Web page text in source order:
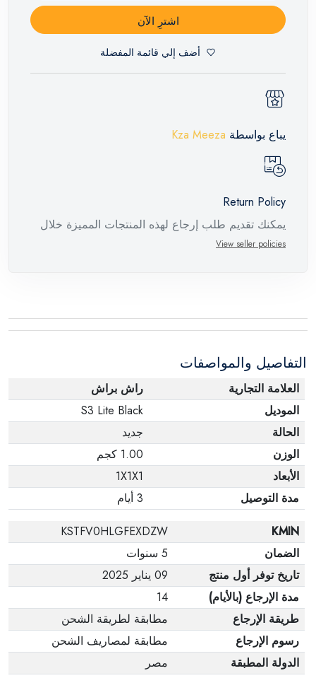
اشترِ الآن
أضف إلي قائمة المفضلة
يباع بواسطة Kza Meeza
Return Policy
يمكنك تقديم طلب إرجاع لهذه المنتجات المميزة خلال
عبوته الأصلية. لاحظ أنه لا يمكن إرجاع المنتجات
وفي عبواتها الأصلية.
View seller policies
التفاصيل والمواصفات
العلامة التجارية
راش براش
الموديل
S3 Lite Black
الحالة
جديد
الوزن
1.00 كجم
الأبعاد
1X1X1
مدة التوصيل
3 أيام
KMIN
KSTFV0HLGFEXDZW
الضمان
5 سنوات
تاريخ توفر أول منتج
09 يناير 2025
مدة الإرجاع (بالأيام)
14
طريقة الإرجاع
مطابقة لطريقة الشحن
رسوم الإرجاع
مطابقة لمصاريف الشحن
الدولة المطبقة
مصر